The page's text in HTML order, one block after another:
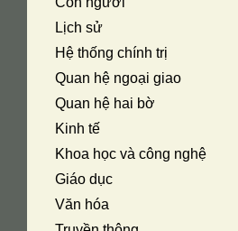
Lịch sử
Hệ thống chính trị
Quan hệ ngoại giao
Quan hệ hai bờ
Kinh tế
Khoa học và công nghệ
Giáo dục
Văn hóa